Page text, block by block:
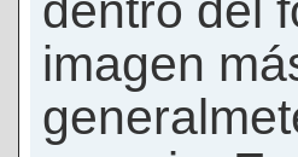
imagen